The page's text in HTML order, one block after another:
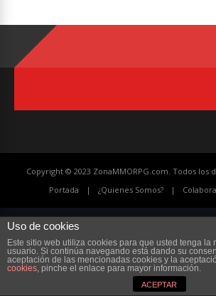
Copyright © 2023 ZonaMMORPG.com. Todos los
Portada
¿Quienes Somos? Colabora
Uso de cookies
Este sitio web utiliza cookies para que usted tenga la
usuario. Si continúa navegando está dando su
aceptación de las mencionadas cookies y la
cookies, pinche el enlace para mayor información.
ACEPTAR